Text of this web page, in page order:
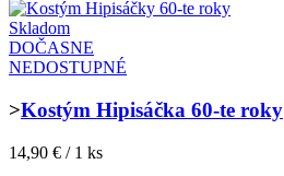
Skladom
DOČASNE
NEDOSTUPNÉ
>Kostým Hipisáčka 60-te roky
14,90 € / 1 ks